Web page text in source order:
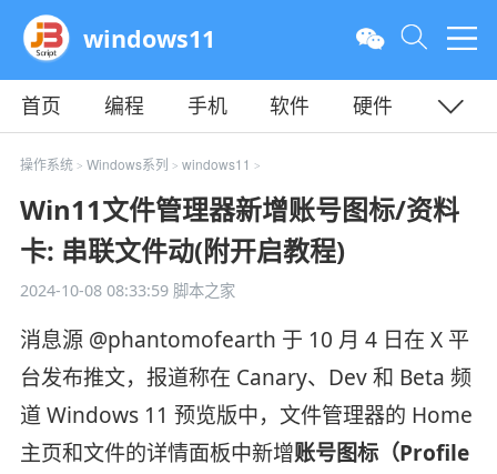
windows11
首页 编程 手机 软件
硬件
教程
平面 服务器
操作系统> Windows系列 > windows11 >
Win11文件管理器新增账号图标/资料
卡: 串联文件动(附开启教程)
2024-10-08 08:33:59脚本之家
消息源 @phantomofearth 于 10 月 4 日在 X 平
台发布推文，报道称在 Canary、Dev 和 Beta 频
道 Windows 11 预览版中，文件管理器的 Home
主页和文件的详情面板中新增账号图标（Profile